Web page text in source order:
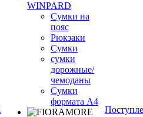
WINPARD
Сумки на
пояс
Рюкзаки
Сумки
сумки
дорожные/
чемоданы
Сумки
формата А4